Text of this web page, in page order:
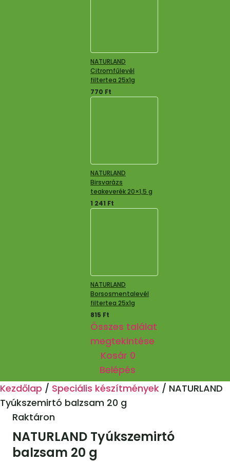
NATURLAND
Citromfűlevél
filtertea 25x1g
770 Ft
NATURLAND
Birsvarázs
teakeverék 20×1,5 g
1 241 Ft
NATURLAND
Borsosmentalevél
filtertea 25x1g
815 Ft
Összes találat
megtekintése
Kosár 0
Belépés
Kezdőlap / Speciális készítmények / NATURLAND
Tyúkszemirtó balzsam 20 g
Raktáron
NATURLAND Tyúkszemirtó
balzsam 20 g